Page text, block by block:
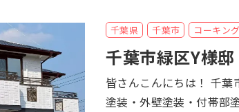
千葉県 千葉市 コーキン
千葉市緑区Y様邸
皆さんこんにちは！ 千葉市緑区のリフォーム店、いちずリフォームです！ 千葉県千葉市緑区のY様より、屋根
塗装・外壁塗装・付帯部塗装のご依頼をいただ